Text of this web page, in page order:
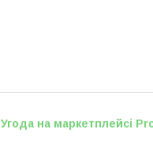
Угода на маркетплейсі